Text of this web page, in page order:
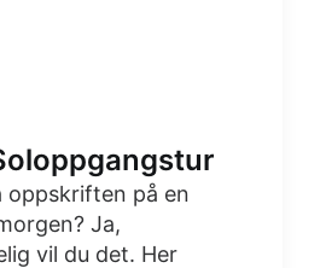
oppskriften på en
Ja,
vil du det. Her